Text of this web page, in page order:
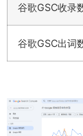
谷歌GSC收录
谷歌GSC出词